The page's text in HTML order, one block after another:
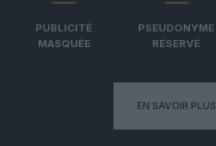
PUBLICITÉ
MASQUÉE
PSEUDONYME
RÉSERVÉ
EN SAVOIR PLUS